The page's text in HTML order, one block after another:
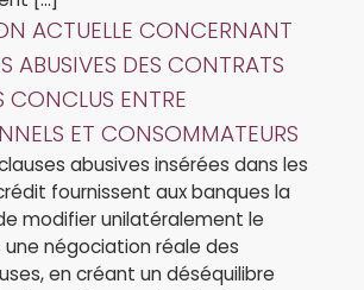
ACTUELLE CONCERNANT
ABUSIVES DES CONTRATS
CONCLUS ENTRE
ET CONSOMMATEURS
abusives insérées dans les
fournissent aux banques la
modifier unilatéralement le
négociation réale des
en créant un déséquilibre